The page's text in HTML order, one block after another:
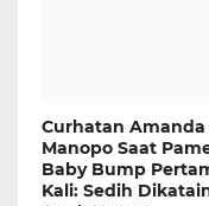
Curhatan Amanda
Manopo Saat
Baby Bump
Kali: Sedih